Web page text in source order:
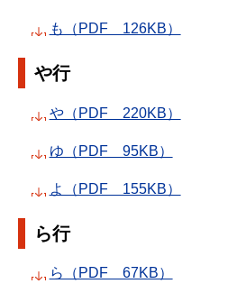
も（PDF 126KB）
や行
や（PDF 220KB）
ゆ（PDF 95KB）
よ（PDF 155KB）
ら行
ら（PDF 67KB）